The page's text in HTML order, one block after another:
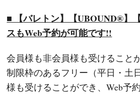
■ 【バレトン】【UBOUND®】
スもWeb予約が可能です!!
会員様も非会員様も受けること
制限枠のあるフリー（平日・土
様も受けることができ、Web予